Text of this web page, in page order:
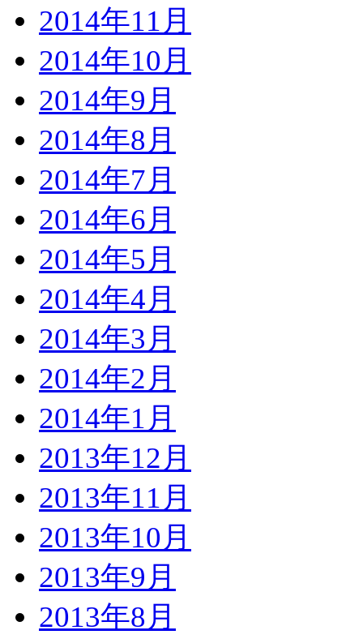
2014年11月
2014年10月
2014年9月
2014年8月
2014年7月
2014年6月
2014年5月
2014年4月
2014年3月
2014年2月
2014年1月
2013年12月
2013年11月
2013年10月
2013年9月
2013年8月